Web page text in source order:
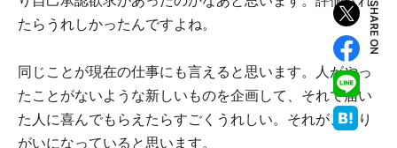
たらうれしかったんですよね。
同じことが現在の仕事にも言えると思います。人がやっ
たことがないような新しいものを企画して、それで届い
た人に喜んでもらえたらすごくうれしい。それが、やり
がいになっていると思います。
SHARE ON